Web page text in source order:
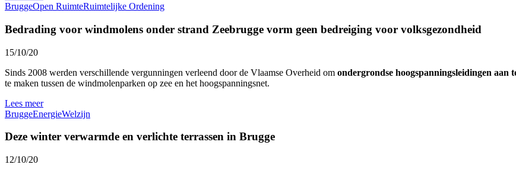
BruggeOpen RuimteRuimtelijke Ordening
Bedrading voor windmolens onder strand Zeebrugge vorm geen bedreiging voor volksgezondheid
15/10/20
Sinds 2008 werden verschillende vergunningen verleend door de Vlaamse Overheid om ondergrondse hoogspanningsleidingen aan
te maken tussen de windmolenparken op zee en het hoogspanningsnet.
Lees meer
BruggeEnergieWelzijn
Deze winter verwarmde en verlichte terrassen in Brugge
12/10/20